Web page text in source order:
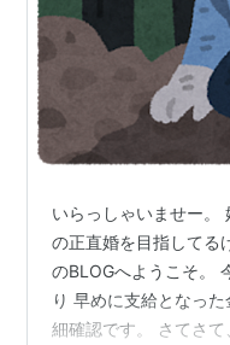
いらっしゃいませー。
の正直婚を目指してる
のBLOGへようこそ。
り 早めに支給となっ
細確認です。 さてさ